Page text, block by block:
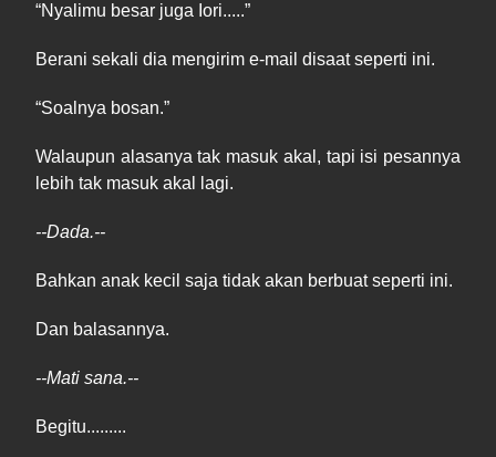
“Nyalimu besar juga Iori.....”
Berani sekali dia mengirim e-mail disaat seperti ini.
“Soalnya bosan.”
Walaupun alasanya tak masuk akal, tapi isi pesannya
lebih tak masuk akal lagi.
--Dada.--
Bahkan anak kecil saja tidak akan berbuat seperti ini.
Dan balasannya.
--Mati sana.--
Begitu.........